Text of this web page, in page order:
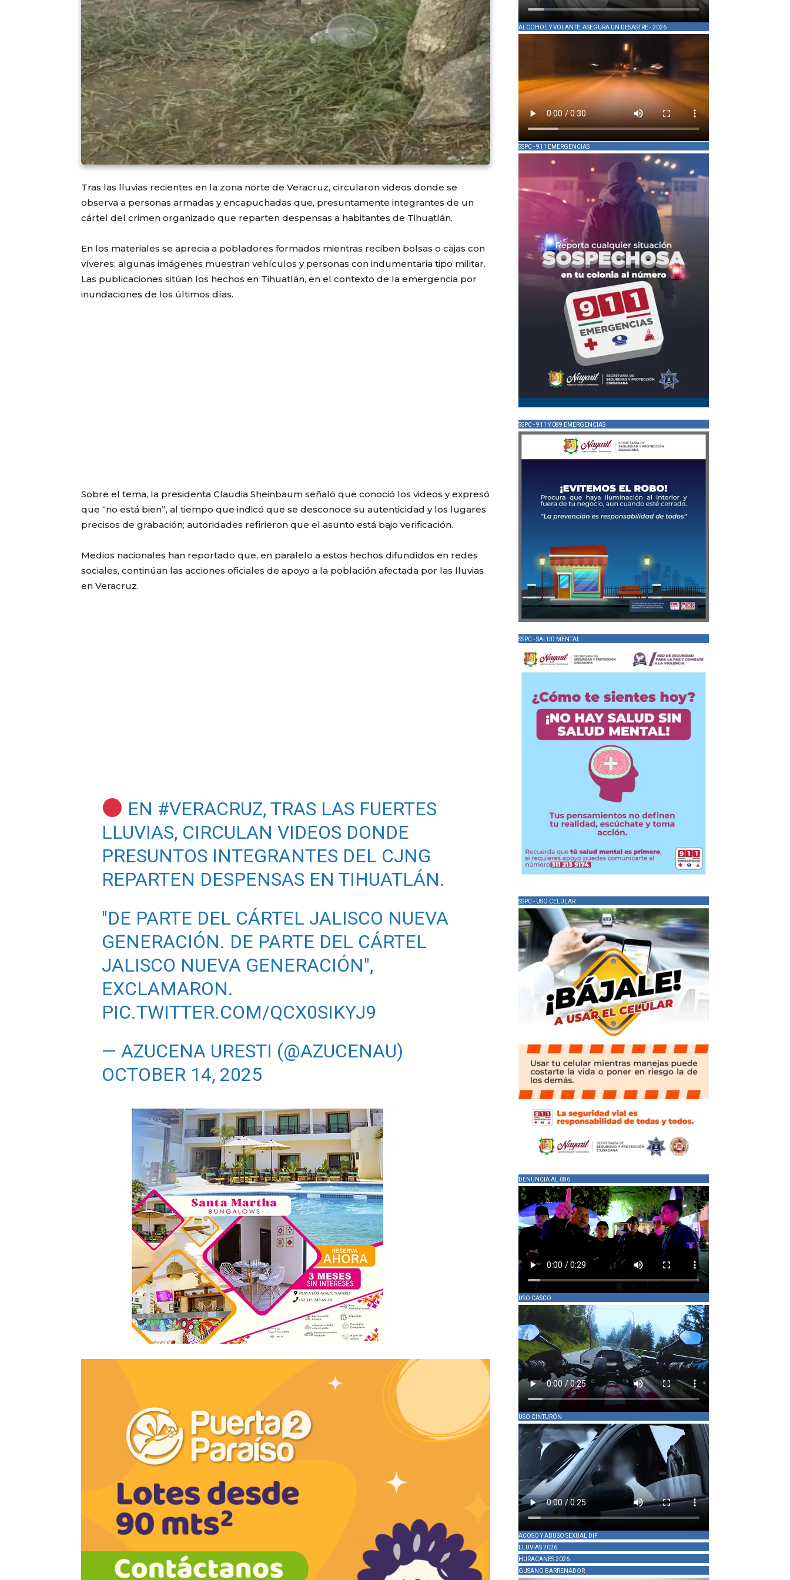
Tras las lluvias recientes en la zona norte de Veracruz, circularon videos donde se
observa a personas armadas y encapuchadas que, presuntamente integrantes de un
cártel del crimen organizado que reparten despensas a habitantes de Tihuatlán.
En los materiales se aprecia a pobladores formados mientras reciben bolsas o cajas con
víveres; algunas imágenes muestran vehículos y personas con indumentaria tipo militar.
Las publicaciones sitúan los hechos en Tihuatlán, en el contexto de la emergencia por
inundaciones de los últimos días.
Sobre el tema, la presidenta Claudia Sheinbaum señaló que conoció los videos y expresó
que “no está bien”, al tiempo que indicó que se desconoce su autenticidad y los lugares
precisos de grabación; autoridades refirieron que el asunto está bajo verificación.
Medios nacionales han reportado que, en paralelo a estos hechos difundidos en redes
sociales, continúan las acciones oficiales de apoyo a la población afectada por las lluvias
en Veracruz.
EN #VERACRUZ, TRAS LAS FUERTES
LLUVIAS, CIRCULAN VIDEOS DONDE
PRESUNTOS INTEGRANTES DEL CJNG
REPARTEN DESPENSAS EN TIHUATLÁN.
"DE PARTE DEL CÁRTEL JALISCO NUEVA
GENERACIÓN. DE PARTE DEL CÁRTEL
JALISCO NUEVA GENERACIÓN",
EXCLAMARON.
PIC.TWITTER.COM/QCX0SIKYJ9
— AZUCENA URESTI (@AZUCENAU)
OCTOBER 14, 2025
ALCOHOL Y VOLANTE, ASEGURA UN DESASTRE - 2026
SSPC - 911 EMERGENCIAS
SSPC - 911 Y 089 EMERGENCIAS
SSPC - SALUD MENTAL
SSPC - USO CELULAR
DENUNCIA AL 086
USO CASCO
USO CINTURÓN
ACOSO Y ABUSO SEXUAL DIF
LLUVIAS 2026
HURACANES 2026
GUSANO BARRENADOR